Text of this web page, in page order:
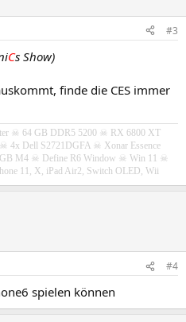
#3
Cs Show)
finde die CES immer
☠ 64 GB DDR5 5200 ☠ RX 6800 XT
☠ 4x Dell S2721DGFA ☠ Xonar Essence
M4 ☠ Define R6 Window ☠ Win 11 ☠
11, X, iPad Air2, Switch OLED, Wii
#4
spielen können